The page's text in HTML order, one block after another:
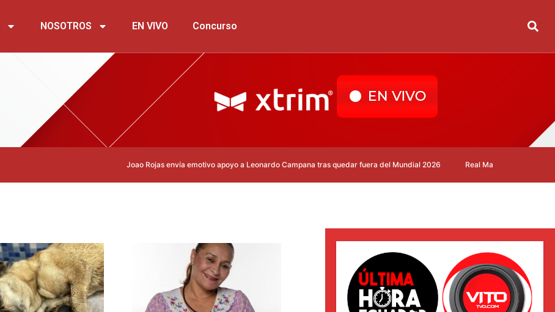
NOSOTROS EN VIVO Concurso
Joao Rojas envía emotivo apoyo a Leonardo Campana tras quedar fuera del Mundial 2026 Real Madrid despide a Dani